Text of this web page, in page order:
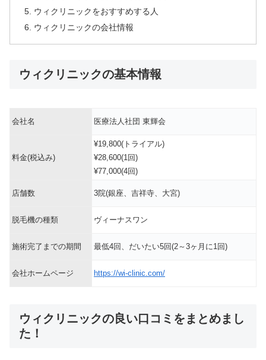
ウィクリニックをおすすめする人
ウィクリニックの会社情報
ウィクリニックの基本情報
会社名 医療法人社団 東輝会
料金(税込み)
¥19,800(トライアル)
¥28,600(1回)
¥77,000(4回)
店舗数 3院(銀座、吉祥寺、大宮)
脱毛機の種類 ヴィーナスワン
施術完了までの期間 最低4回、だいたい5回(2～3ヶ月に1回)
会社ホームページ https://wi-clinic.com/
ウィクリニックの良い口コミをまとめまし
た！